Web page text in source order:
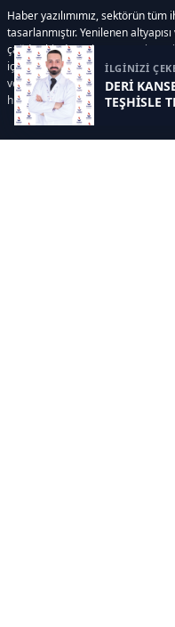
İLGİNİZİ
DERİ
TEŞHİSLE
Haber yazılımımız, sektörün tüm
tasarlanmıştır. Yenilenen
çağdaş bir deneyim sunar.
içerir. Siz içerik üretmeye
ve süreçlerinizi kolaylaştırır.
hızlı ve keyifle takip edebilir.